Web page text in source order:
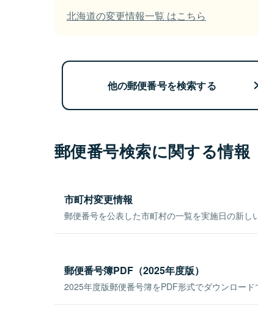
北海道の変更情報一覧 はこちら
他の郵便番号を検索する
郵便番号検索に関する情報
市町村変更情報
郵便番号を公表した市町村の一覧を実施日の新し
郵便番号簿PDF（2025年度版）
2025年度版郵便番号簿をPDF形式でダウンロード